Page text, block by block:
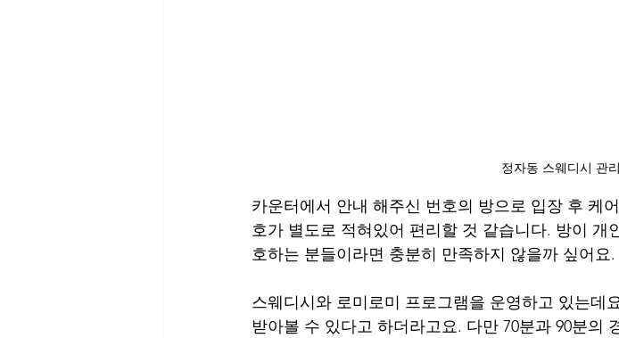
정자동 스웨디시 관
카운터에서 안내 해주신 번호의 방으로 입장 후 케
호가 별도로 적혀있어 편리할 것 같습니다. 방이 개
호하는 분들이라면 충분히 만족하지 않을까 싶어요.
스웨디시와 로미로미 프로그램을 운영하고 있는데
받아볼 수 있다고 하더라고요. 다만 70분과 90분의